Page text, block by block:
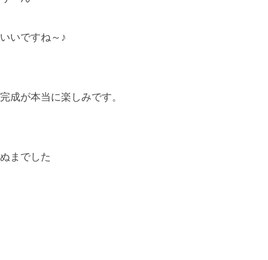
いいですね～♪
完成が本当に楽しみです。
ぬまでした